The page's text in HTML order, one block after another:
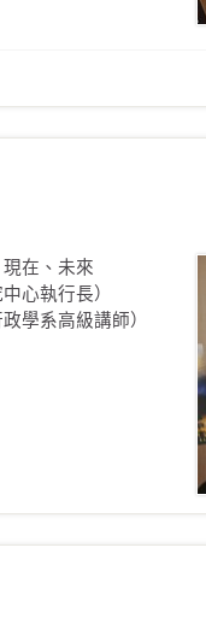
在、未來
心執行長）
學系高級講師）